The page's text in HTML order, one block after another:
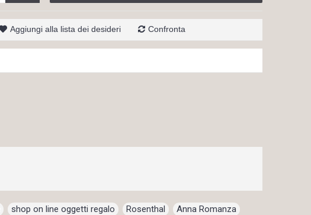
Aggiungi alla lista dei desideri Confronta
shop on line oggetti regalo Rosenthal Anna Romanza